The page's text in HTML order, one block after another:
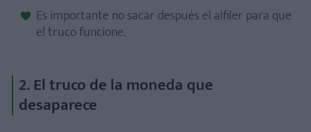
Es importante no sacar después el alfiler para que
el truco funcione.
2. El truco de la moneda que
desaparece